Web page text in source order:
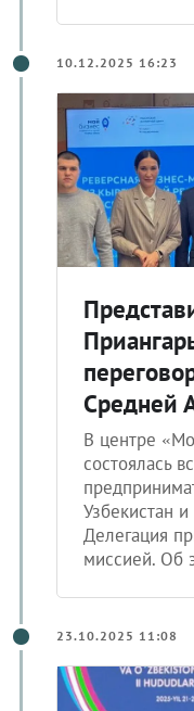
10.12.2025 16:23
Средней
В центре
состоялась
Узбекистан
Делегация
миссией. Об
23.10.2025 11:08